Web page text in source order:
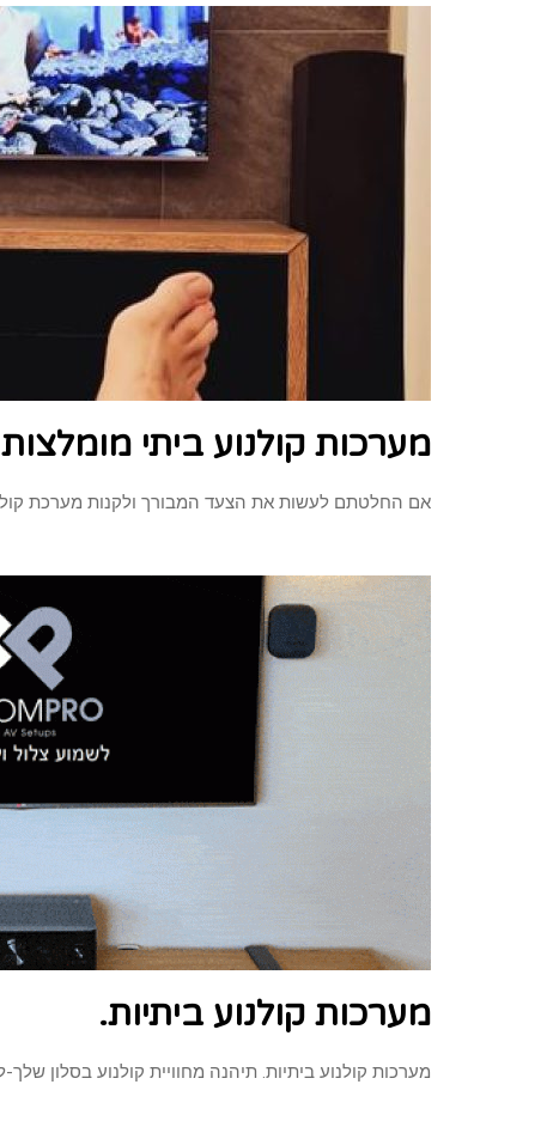
מערכות קולנוע ביתי מומלצות
אם החלטתם לעשות את הצעד המבורך ולקנות מערכת
מערכות קולנוע ביתיות.
מערכות קולנוע ביתיות. תיהנה מחוויית קולנוע בסלון